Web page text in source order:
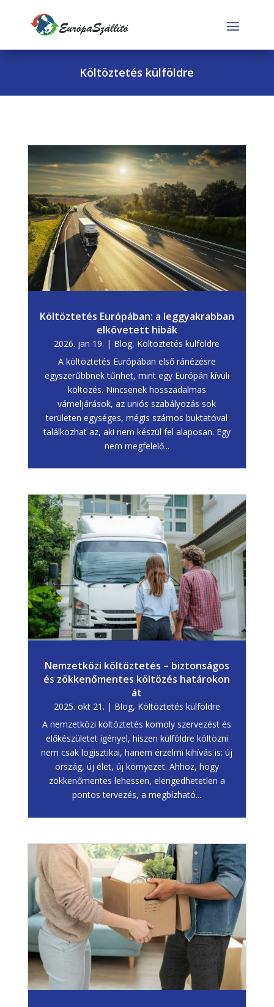
Költöztetés külföldre
Költöztetés Európában: a leggyakrabban
elkövetett hibák
2026. jan 19. | Blog, Költöztetés külföldre
A költöztetés Európában első ránézésre
egyszerűbbnek tűnhet, mint egy Európán kívüli
költözés. Nincsenek hosszadalmas
vámeljárások, az uniós szabályozás sok
területen egységes, mégis számos buktatóval
találkozhat az, aki nem készül fel alaposan. Egy
nem megfelelő...
Nemzetközi költöztetés – biztonságos
és zökkenőmentes költözés határokon
át
2025. okt 21. | Blog, Költöztetés külföldre
A nemzetközi költöztetés komoly szervezést és
előkészületet igényel, hiszen külföldre költözni
nem csak logisztikai, hanem érzelmi kihívás is: új
ország, új élet, új környezet. Ahhoz, hogy
zökkenőmentes lehessen, elengedhetetlen a
pontos tervezés, a megbízható...